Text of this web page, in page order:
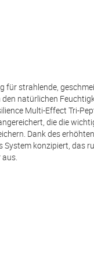
strahlende,
natürlichen
Multi-Effect Tri-
die die
Dank des
konzipiert, das